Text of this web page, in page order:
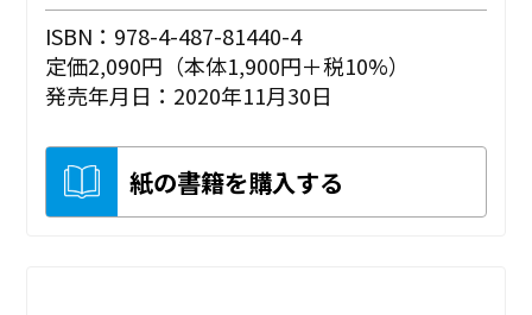
ISBN：978-4-487-81440-4
定価2,090円（本体1,900円＋税10%）
発売年月日：2020年11月30日
紙の書籍を購入する